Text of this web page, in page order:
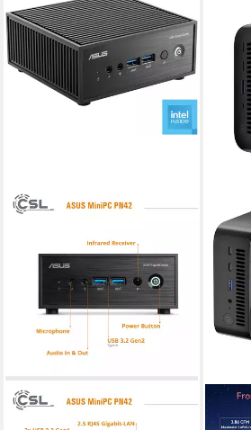
ASUS
Mini PC ASUS PN42 N100 /